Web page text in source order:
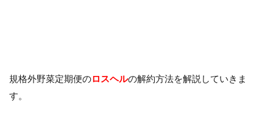
規格外野菜定期便のロスヘルの解約方法を解説していきま
す。